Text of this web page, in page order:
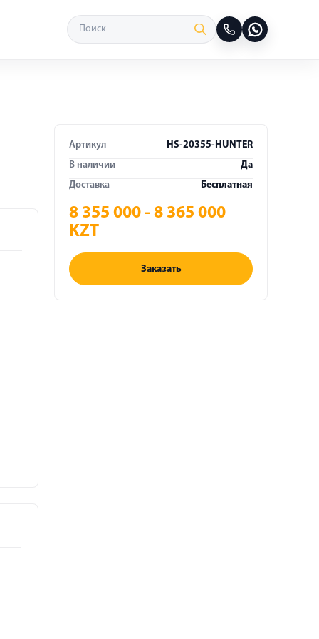
Артикул
HS-20355-HUNTER
В наличии
Да
Доставка
Бесплатная
8 355 000 - 8 365 000
KZT
Заказать